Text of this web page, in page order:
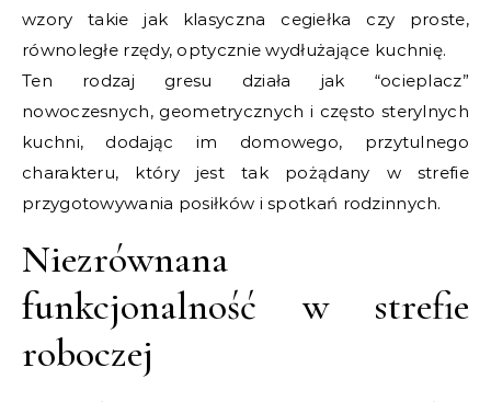
wzory takie jak klasyczna cegiełka czy proste,
równoległe rzędy, optycznie wydłużające kuchnię.
Ten rodzaj gresu działa jak “ocieplacz”
nowoczesnych, geometrycznych i często sterylnych
kuchni, dodając im domowego, przytulnego
charakteru, który jest tak pożądany w strefie
przygotowywania posiłków i spotkań rodzinnych.
Niezrównana
funkcjonalność w strefie
roboczej